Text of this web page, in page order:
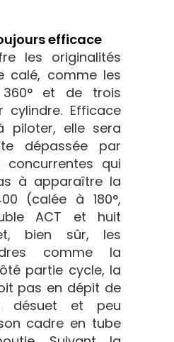
efficace
les originalités
calé, comme les
360° et de trois
cylindre. Efficace
piloter, elle sera
dépassée par
concurrentes qui
à apparaître la
(calée à 180°,
ACT et huit
bien sûr, les
comme la
partie cycle, la
pas en dépit de
désuet et peu
cadre en tube